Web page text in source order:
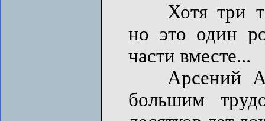
Хотя три
но это один
части вместе...
Арсений
большим